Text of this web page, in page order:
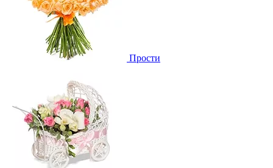
Прости